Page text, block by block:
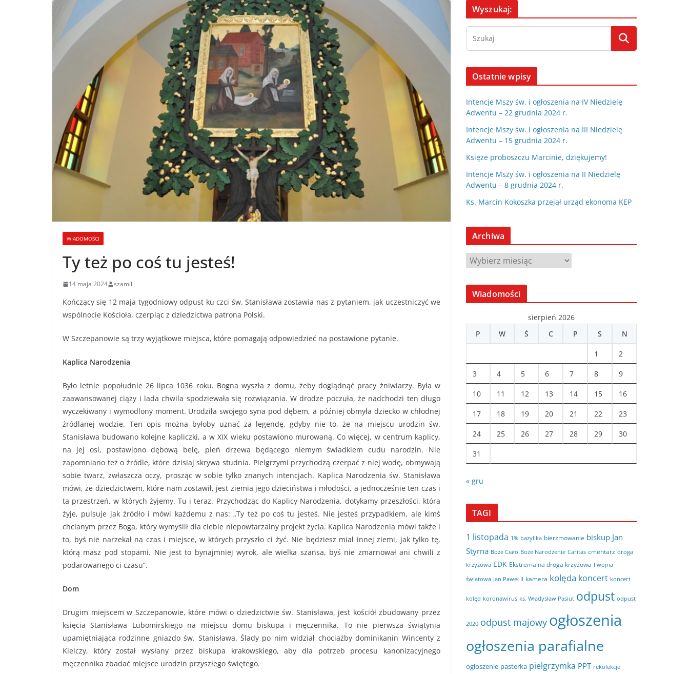
WIADOMOŚCI
Ty też po coś tu jesteś!
14 maja 2024 szamil
Kończący się 12 maja tygodniowy odpust ku czci św. Stanisława zostawia nas z pytaniem, jak uczestniczyć we
wspólnocie Kościoła, czerpiąc z dziedzictwa patrona Polski.
W Szczepanowie są trzy wyjątkowe miejsca, które pomagają odpowiedzieć na postawione pytanie.
Kaplica Narodzenia
Było letnie popołudnie 26 lipca 1036 roku. Bogna wyszła z domu, żeby doglądnąć pracy żniwiarzy. Była w
zaawansowanej ciąży i lada chwila spodziewała się rozwiązania. W drodze poczuła, że nadchodzi ten długo
wyczekiwany i wymodlony moment. Urodziła swojego syna pod dębem, a później obmyła dziecko w chłodnej
źródlanej wodzie. Ten opis można byłoby uznać za legendę, gdyby nie to, że na miejscu urodzin św.
Stanisława budowano kolejne kapliczki, a w XIX wieku postawiono murowaną. Co więcej, w centrum kaplicy,
na jej osi, postawiono dębową belę, pień drzewa będącego niemym świadkiem cudu narodzin. Nie
zapomniano też o źródle, które dzisiaj skrywa studnia. Pielgrzymi przychodzą czerpać z niej wodę, obmywają
sobie twarz, zwłaszcza oczy, prosząc w sobie tylko znanych intencjach. Kaplica Narodzenia św. Stanisława
mówi, że dziedzictwem, które nam zostawił, jest ziemia jego dzieciństwa i młodości, a jednocześnie ten czas i
ta przestrzeń, w których żyjemy. Tu i teraz. Przychodząc do Kaplicy Narodzenia, dotykamy przeszłości, która
żyje, pulsuje jak źródło i mówi każdemu z nas: „Ty też po coś tu jesteś. Nie jesteś przypadkiem, ale kimś
chcianym przez Boga, który wymyślił dla ciebie niepowtarzalny projekt życia. Kaplica Narodzenia mówi także i
to, byś nie narzekał na czas i miejsce, w których przyszło ci żyć. Nie będziesz miał innej ziemi, jak tylko tę,
którą masz pod stopami. Nie jest to bynajmniej wyrok, ale wielka szansa, byś nie zmarnował ani chwili z
podarowanego ci czasu”.
Dom
Drugim miejscem w Szczepanowie, które mówi o dziedzictwie św. Stanisława, jest kościół zbudowany przez
księcia Stanisława Lubomirskiego na miejscu domu biskupa i męczennika. To nie pierwsza świątynia
upamiętniająca rodzinne gniazdo św. Stanisława. Ślady po nim widział chociażby dominikanin Wincenty z
Kielczy, który został wysłany przez biskupa krakowskiego, aby dla potrzeb procesu kanonizacyjnego
męczennika zbadać miejsce urodzin przyszłego świętego.
Wyszukaj:
Ostatnie wpisy
Intencje Mszy św. i ogłoszenia na IV Niedzielę
Adwentu – 22 grudnia 2024 r.
Intencje Mszy św. i ogłoszenia na III Niedzielę
Adwentu – 15 grudnia 2024 r.
Księże proboszczu Marcinie, dziękujemy!
Intencje Mszy św. i ogłoszenia na II Niedzielę
Adwentu – 8 grudnia 2024 r.
Ks. Marcin Kokoszka przejął urząd ekonoma KEP
Archiwa
A
r
c
w
Wiadomości
sierpień 2026
P
W Ś C P S N
1 2
3 4 5 6 7 8 9
10 11 12 13 14 15 16
17 18 19 20 21 22 23
24 25 26 27 28 29 30
31
« gru
TAGI
1 listopada 1% bazylika bierzmowanie biskup Jan
Styrna Boże Ciało Boże Narodzenie Caritas cmentarz droga
krzyżowa EDK Ekstremalna droga krzyżowa I wojna
światowa Jan Paweł II kamera kolęda koncert koncert
kolęd koronawirus ks. Władysław Pasiut odpust odpust
2020 odpust majowy ogłoszenia
ogłoszenia parafialne
ogłoszenie pasterka pielgrzymka PPT rekolekcje